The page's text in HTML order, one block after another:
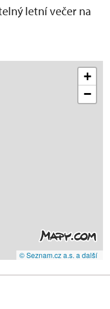
letní večer na
+
−
© Seznam.cz a.s. a další